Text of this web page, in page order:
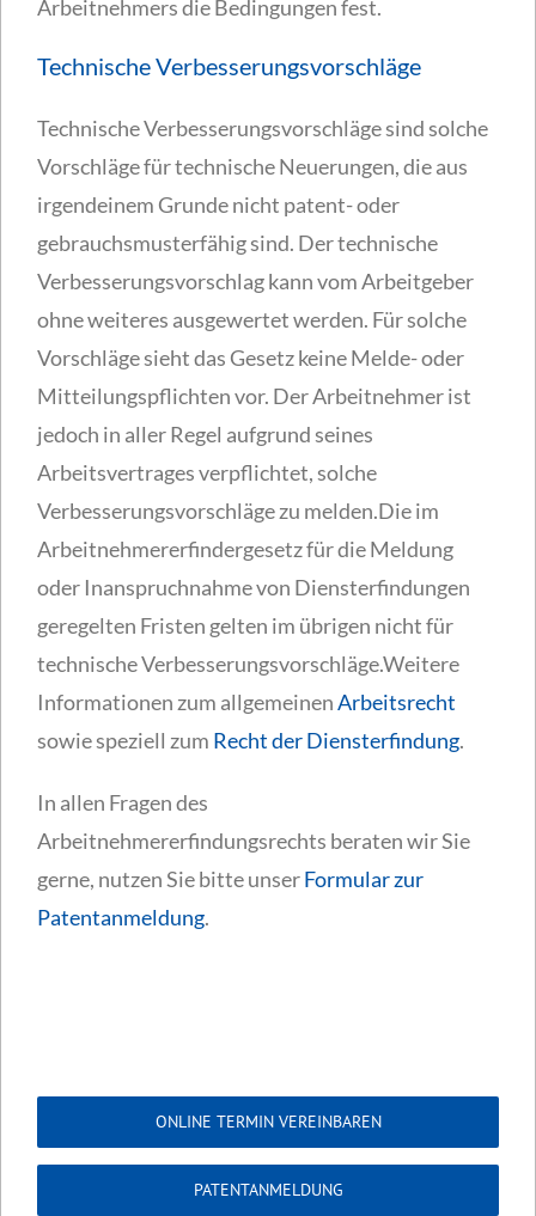
Arbeitnehmers die Bedingungen fest.
Technische Verbesserungsvorschläge
Technische Verbesserungsvorschläge sind solche
Vorschläge für technische Neuerungen, die aus
irgendeinem Grunde nicht patent- oder
gebrauchsmusterfähig sind. Der technische
Verbesserungsvorschlag kann vom Arbeitgeber
ohne weiteres ausgewertet werden. Für solche
Vorschläge sieht das Gesetz keine Melde- oder
Mitteilungspflichten vor. Der Arbeitnehmer ist
jedoch in aller Regel aufgrund seines
Arbeitsvertrages verpflichtet, solche
Verbesserungsvorschläge zu melden.Die im
Arbeitnehmererfindergesetz für die Meldung
oder Inanspruchnahme von Diensterfindungen
geregelten Fristen gelten im übrigen nicht für
technische Verbesserungsvorschläge.Weitere
Informationen zum allgemeinenArbeitsrecht
sowie speziell zum Recht der Diensterfindung.
In allen Fragen des
Arbeitnehmererfindungsrechts beraten wir Sie
gerne, nutzen Sie bitte unserFormular zur
Patentanmeldung.
ONLINE TERMIN VEREINBAREN
PATENTANMELDUNG